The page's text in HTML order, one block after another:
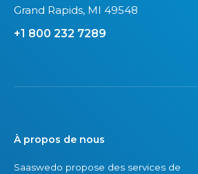
Grand Rapids, MI 49548
+1 800 232 7289
À propos de nous
Saaswedo propose des services de